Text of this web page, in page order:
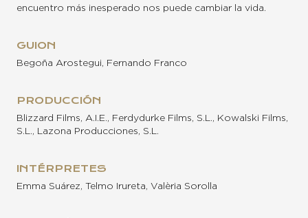
encuentro más inesperado nos puede cambiar la vida.
GUION
Begoña Arostegui, Fernando Franco
PRODUCCIÓN
Blizzard Films, A.I.E., Ferdydurke Films, S.L., Kowalski Films,
S.L., Lazona Producciones, S.L.
INTÉRPRETES
Emma Suárez, Telmo Irureta, Valèria Sorolla